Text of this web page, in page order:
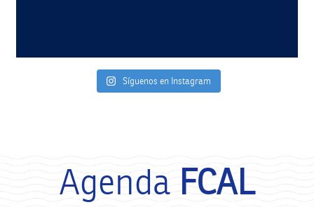
Síguenos en Instagram
Agenda FCAL